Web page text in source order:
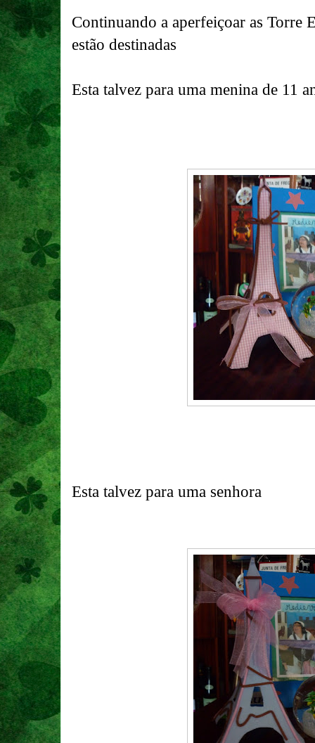
Continuando a aperfeiçoar as Torre
estão destinadas
Esta talvez para uma menina de 11
Esta talvez para uma senhora